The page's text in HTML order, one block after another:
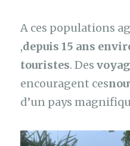
A ces populations
,depuis 15 ans
touristes. Des
encouragent ces
d’un pays